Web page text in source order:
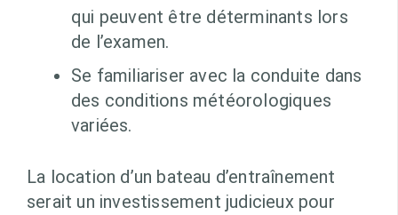
qui peuvent être déterminants lors
de l’examen.
Se familiariser avec la conduite dans
des conditions météorologiques
variées.
La location d’un bateau d’entraînement
serait un investissement judicieux pour